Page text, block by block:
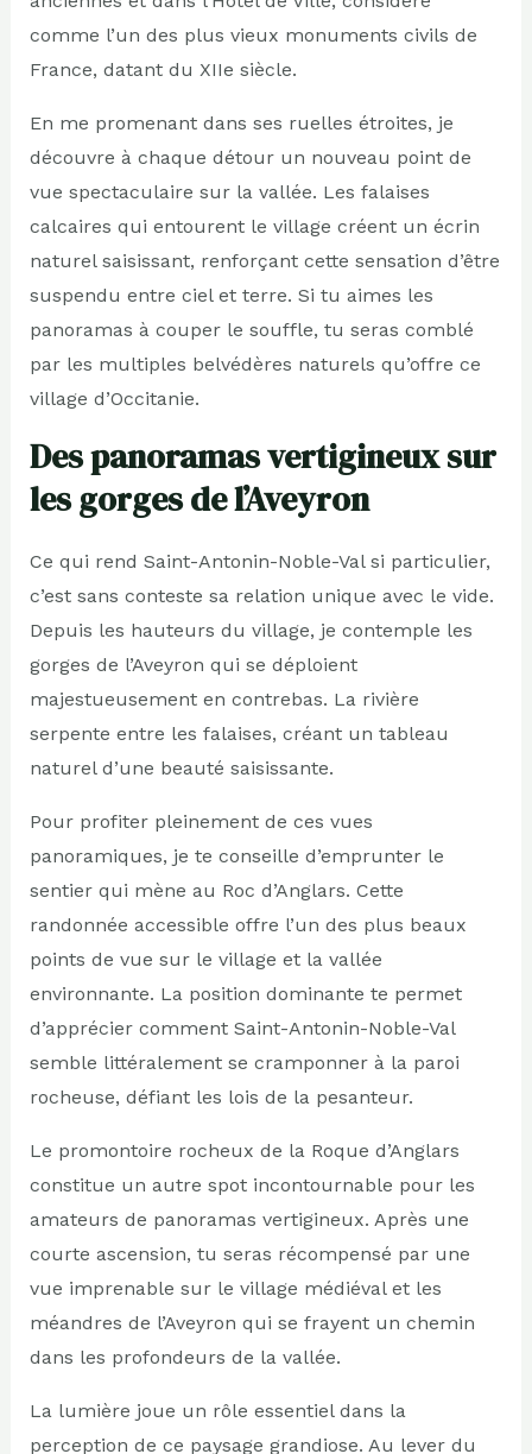
comme l’un des plus vieux monuments civils de
France, datant du XIIe siècle.
En me promenant dans ses ruelles étroites, je
découvre à chaque détour un nouveau point de
vue spectaculaire sur la vallée. Les falaises
calcaires qui entourent le village créent un écrin
naturel saisissant, renforçant cette sensation d’être
suspendu entre ciel et terre. Si tu aimes les
panoramas à couper le souffle, tu seras comblé
par les multiples belvédères naturels qu’offre ce
village d’Occitanie.
Des panoramas vertigineux sur
les gorges de l’Aveyron
Ce qui rend Saint-Antonin-Noble-Val si particulier,
c’est sans conteste sa relation unique avec le vide.
Depuis les hauteurs du village, je contemple les
gorges de l’Aveyron qui se déploient
majestueusement en contrebas. La rivière
serpente entre les falaises, créant un tableau
naturel d’une beauté saisissante.
Pour profiter pleinement de ces vues
panoramiques, je te conseille d’emprunter le
sentier qui mène au Roc d’Anglars. Cette
randonnée accessible offre l’un des plus beaux
points de vue sur le village et la vallée
environnante. La position dominante te permet
d’apprécier comment Saint-Antonin-Noble-Val
semble littéralement se cramponner à la paroi
rocheuse, défiant les lois de la pesanteur.
Le promontoire rocheux de la Roque d’Anglars
constitue un autre spot incontournable pour les
amateurs de panoramas vertigineux. Après une
courte ascension, tu seras récompensé par une
vue imprenable sur le village médiéval et les
méandres de l’Aveyron qui se frayent un chemin
dans les profondeurs de la vallée.
La lumière joue un rôle essentiel dans la
perception de ce paysage grandiose. Au lever du